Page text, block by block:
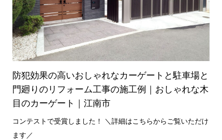
防犯効果の高いおしゃれなカーゲートと駐車場と
門廻りのリフォーム工事の施工例｜おしゃれな木
目のカーゲート｜江南市
コンテストで受賞しました！ ＼詳細はこちらからご覧いただけ
ます／